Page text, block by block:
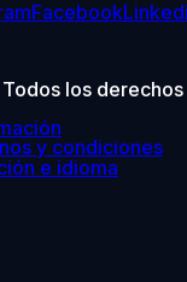
Facebook
los derechos
y condiciones
e idioma